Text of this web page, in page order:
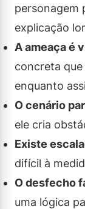
personagem
explicação
A ameaça é
concreta
enquanto
O cenário
ele cria
Existe
difícil à
O desfecho
uma lógica